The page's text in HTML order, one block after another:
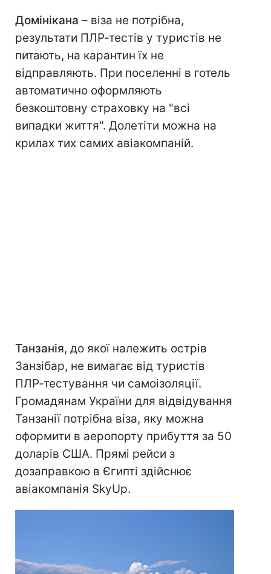
Домінікана – віза не потрібна,
результати ПЛР-тестів у туристів не
питають, на карантин їх не
відправляють. При поселенні в готель
автоматично оформляють
безкоштовну страховку на "всі
випадки життя". Долетіти можна на
крилах тих самих авіакомпаній.
Танзанія, до якої належить острів
Занзібар, не вимагає від туристів
ПЛР-тестування чи самоізоляції.
Громадянам України для відвідування
Танзанії потрібна віза, яку можна
оформити в аеропорту прибуття за 50
доларів США. Прямі рейси з
дозаправкою в Єгипті здійснює
авіакомпанія SkyUp.